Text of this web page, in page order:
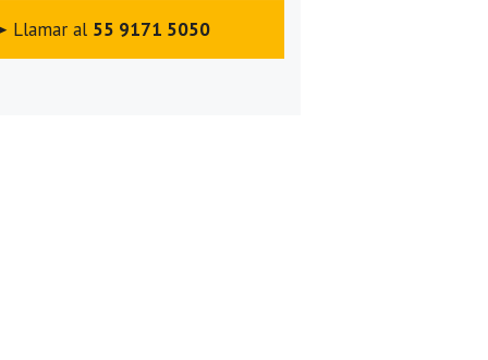
Llamar al 55 9171 5050